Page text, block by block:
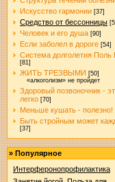
Искусство гармонии [37]
Средство от бессонницы
Человек и его душа [90]
Если заболел в дороге [54]
Система долголетия Поль
[81]
ЖИТЬ ТРЕЗВЫМИ [50]
«алкоголизм» не пройдет
Здоровый позвоночник -
легко [70]
Меньше кушать - полезно!
Быть стройным может
[37]
» Популярное
Интерферонопрофилактика